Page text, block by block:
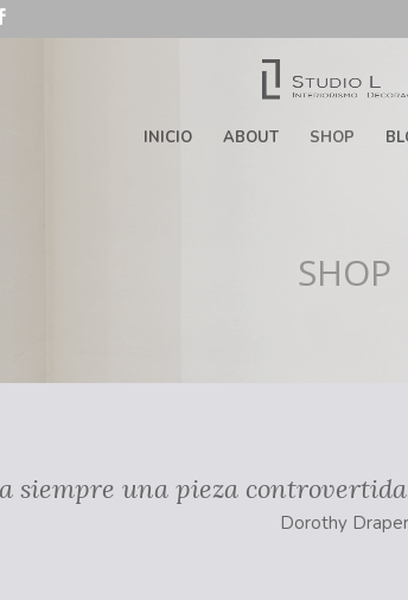
INICIO ABOUT SHOP
SHOP
siempre una pieza
Dorothy Draper